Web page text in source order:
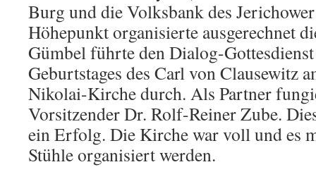
Burg und die Volksbank des
Höhepunkt organisierte ausgerechnet
Gümbel führte den Dialog-
Geburtstages des Carl von Clausewitz
Nikolai-Kirche durch. Als Partner
Vorsitzender Dr. Rolf-Reiner Zube.
ein Erfolg. Die Kirche war voll und es
Stühle organisiert werden.